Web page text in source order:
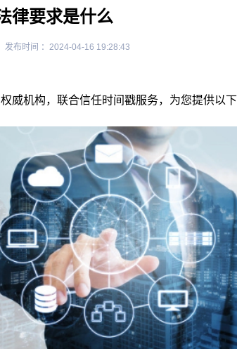
律要求是什么
发布时间 ：2024-04-16 19:28:43
威机构，联合信任时间戳服务，为您提供以下